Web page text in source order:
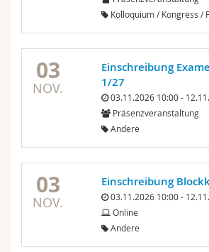
Kolloquium / Kongress /
03
NOV.
Einschreibung
1/27
03.11.2026 10:00 -
Präsenzveranstaltung
Andere
03
NOV.
Einschreibung
03.11.2026 10:00 -
Online
Andere